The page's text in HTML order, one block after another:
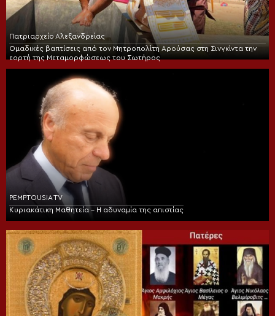
Πατριαρχείο Αλεξανδρείας
Ομαδικές βαπτίσεις από τον Μητροπολίτη Αρούσας στη Σινγκίντα την
εορτή της Μεταμορφώσεως του Σωτήρος
PEMPTOUSIA TV
Κυριακάτικη Μαθητεία – Η αδυναμία της απιστίας